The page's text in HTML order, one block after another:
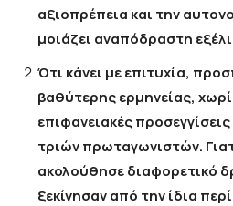
αξιοπρέπεια και την
μοιάζει αναπόδραστη
Ότι κάνει με επιτυχία,
βαθύτερης ερμηνείας,
επιφανειακές
τριών πρωταγωνιστών.
ακολούθησε διαφορετικό
ξεκίνησαν από την ίδια